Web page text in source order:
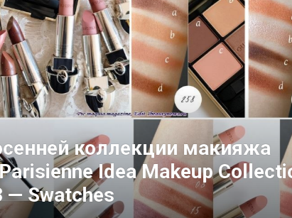
коллекции макияжа
Idea Makeup Collection
Swatches